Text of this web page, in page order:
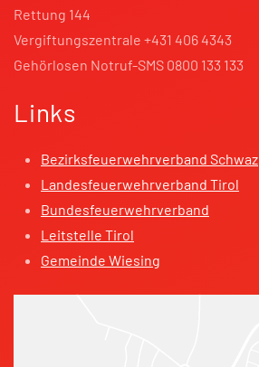
Rettung 144
Vergiftungszentrale +431 406 4343
Gehörlosen Notruf-SMS 0800 133 133
Links
Bezirksfeuerwehrverband Schwaz
Landesfeuerwehrverband Tirol
Bundesfeuerwehrverband
Leitstelle Tirol
Gemeinde Wiesing